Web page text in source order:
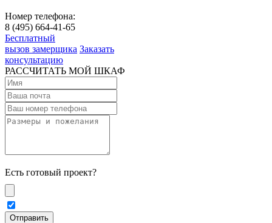
Номер телефона:
8 (495) 664-41-65
Бесплатный
вызов замерщика Заказать
консультацию
РАССЧИТАТЬ МОЙ ШКАФ
Есть готовый проект?